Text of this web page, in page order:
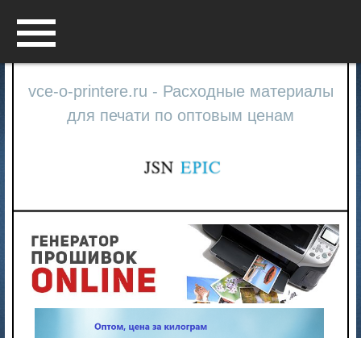
vce-o-printere.ru - Расходные материалы
для печати по оптовым ценам